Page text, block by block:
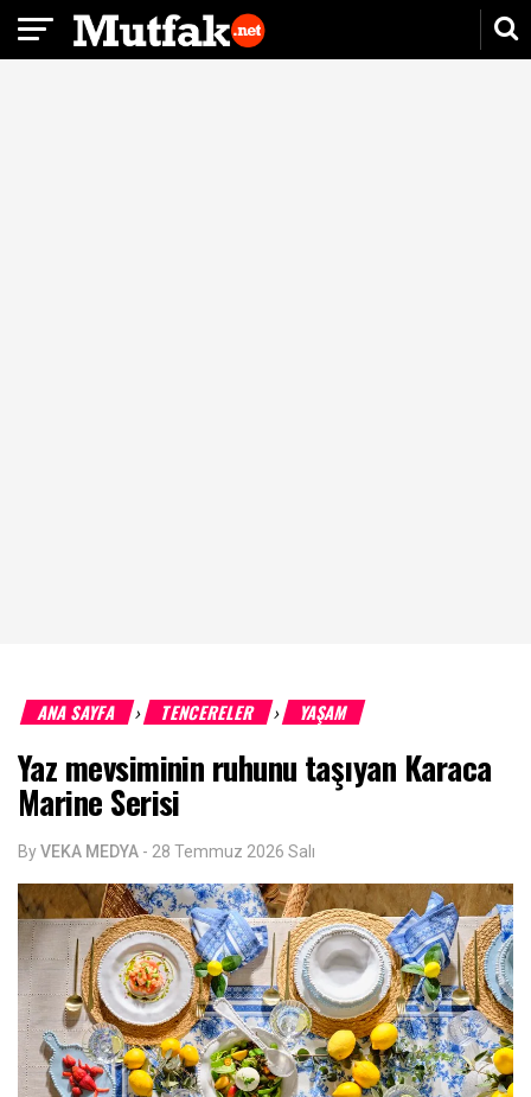
ANA SAYFA › TENCERELER › YAŞAM
Yaz mevsiminin ruhunu taşıyan Karaca
Marine Serisi
ByVEKA MEDYA - 28 Temmuz 2026 Salı